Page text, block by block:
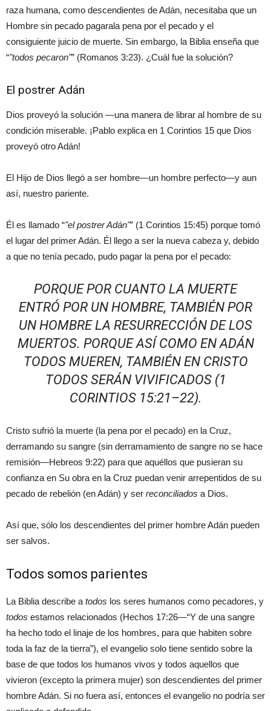
raza humana, como descendientes de Adán, necesitaba que un
Hombre sin pecado pagarala pena por el pecado y el
consiguiente juicio de muerte. Sin embargo, la Biblia enseña que
“ todos pecaron ” (Romanos 3:23). ¿Cuál fue la solución?
El postrer Adán
Dios proveyó la solución —una manera de librar al hombre de su
condición miserable. ¡Pablo explica en 1 Corintios 15 que Dios
proveyó otro Adán!
El Hijo de Dios llegó a ser hombre—un hombre perfecto—y aun
así, nuestro pariente.
Él es llamado “ el postrer Adán ” (1 Corintios 15:45) porque tomó
el lugar del primer Adán. Él llego a ser la nueva cabeza y, debido
a que no tenía pecado, pudo pagar la pena por el pecado:
PORQUE POR CUANTO LA MUERTE
ENTRÓ POR UN HOMBRE, TAMBIÉN POR
UN HOMBRE LA RESURRECCIÓN DE LOS
MUERTOS. PORQUE ASÍ COMO EN ADÁN
TODOS MUEREN, TAMBIÉN EN CRISTO
TODOS SERÁN VIVIFICADOS (1
CORINTIOS 15:21–22).
Cristo sufrió la muerte (la pena por el pecado) en la Cruz,
derramando su sangre (sin derramamiento de sangre no se hace
remisión—Hebreos 9:22) para que aquéllos que pusieran su
confianza en Su obra en la Cruz puedan venir arrepentidos de su
pecado de rebelión (en Adán) y ser reconciliados a Dios.
Así que, sólo los descendientes del primer hombre Adán pueden
ser salvos.
Todos somos parientes
La Biblia describe a todos los seres humanos como pecadores, y
todos estamos relacionados (Hechos 17:26—“Y de una sangre
ha hecho todo el linaje de los hombres, para que habiten sobre
toda la faz de la tierra”), el evangelio solo tiene sentido sobre la
base de que todos los humanos vivos y todos aquellos que
vivieron (excepto la primera mujer) son descendientes del primer
hombre Adán. Si no fuera así, entonces el evangelio no podría ser